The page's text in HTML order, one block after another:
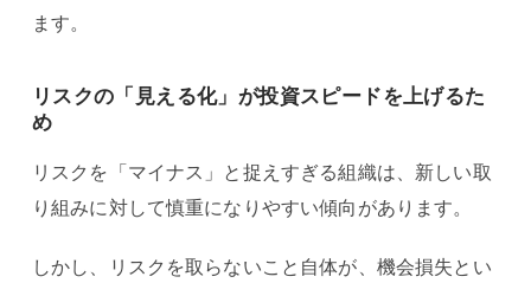
ます。
リスクの「見える化」が投資スピードを上げるた
め
リスクを「マイナス」と捉えすぎる組織は、新しい取
り組みに対して慎重になりやすい傾向があります。
しかし、リスクを取らないこと自体が、機会損失とい